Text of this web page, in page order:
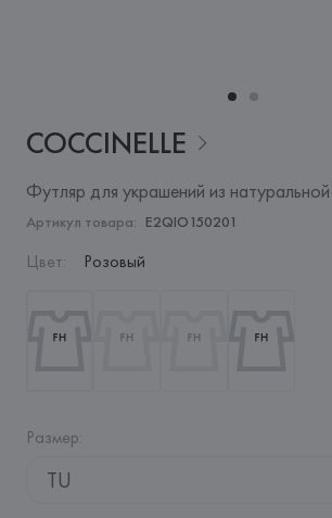
COCCINELLE
Футляр для украшений из
Артикул товара: E2QIO150201
Цвет: Розовый
Размер:
TU